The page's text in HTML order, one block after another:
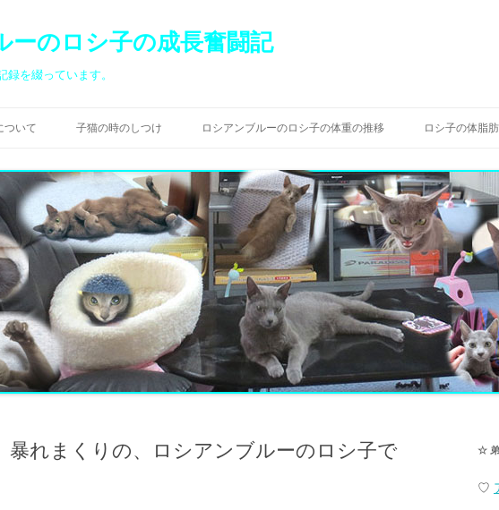
ーのロシ子の成長奮闘記
を綴っています。
ン
へ
ス
キ
ッ
プ
ついて 子猫の時のしつけ ロシアンブルーのロシ子の体重の推移 ロシ子の体脂
暴れまくりの、ロシアンブルーのロシ子で
☆ 弟
♡